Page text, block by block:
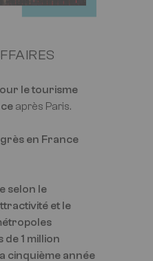
le tourisme
après Paris.
en France
selon le
et le
1 million
cinquième année